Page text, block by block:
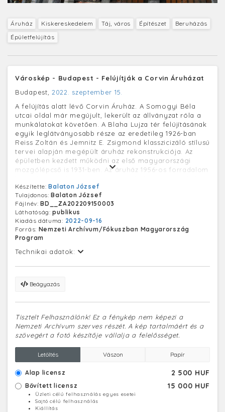
Áruház Kiskereskedelem Táj, város Építészet
Beruházás
Épületfelújítás
Városkép - Budapest - Felújítják a Corvin Áruházat
Budapest, 2022. szeptember 15.
A felújítás alatt lévő Corvin Áruház. A Somogyi Béla
utcai oldal már megújult, lekerült az állványzat róla a
munkálatokat követően. A Blaha Lujza tér felújításának
egyik leglátványosabb része az eredetileg 1926-ban
Reiss Zoltán és Jemnitz E. Zsigmond klasszicizáló stílusú
tervei alapján megépült áruház rekonstrukciója. Az
épületben kezdett működni az első magyarországi
mozgólépcső is 1931-ben. Az áruház 1956-os forradalom
homlokzatot alumínium burkolattal látták el. 1966-ban
az Országos Áruházi Vállalat üzemeltetésébe adták,
amely 1967-től Centrum Áruházak néven folytatta
tevékenységét, az áruház pedig felvette a Centrum
Corvin Áruház nevet. Privatizációja 1992-ben kezdődött
meg. A bádogborítást 2018-ban elbontották és
megkezdődhetett a teljes felújítás, amely során
kereskedelmi és vendéglátó egységek, valamint irodák
Készítette:Balaton József
Tulajdonos:Balaton József
Fájlnév:BD__ZA202209150003
Láthatóság:publikus
Kiadás dátuma: 2022-09-16
Forrás: Nemzeti Archívum/Fókuszban Magyarország
Program
Technikai adatok:
Beágyazás
Tisztelt Felhasználónk! Ez a fénykép nem képezi a
Nemzeti Archívum szerves részét. A kép tartalmáért és a
szövegért a fotó készítője vállalja a felelősséget.
Letöltés Vászon Papír
Alap licensz 2 500 HUF
Bővített licensz 15 000 HUF
Üzleti célú felhasználás egyes esetei
Sajtó célú felhasználás
Kiállítás